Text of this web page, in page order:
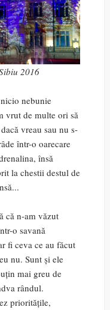
2016
nebunie
vrut de multe ori să
vreau sau nu s-
într-o oarecare
însă
la chestii destul de
că n-am văzut
o savană
fi ceva ce au făcut
nu. Sunt și ele
mai greu de
rândul.
prioritățile,